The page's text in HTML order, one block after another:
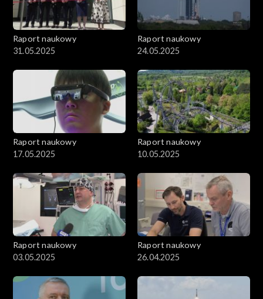
Raport naukowy
31.05.2025
Raport naukowy
24.05.2025
Raport naukowy
17.05.2025
Raport naukowy
10.05.2025
Raport naukowy
03.05.2025
Raport naukowy
26.04.2025